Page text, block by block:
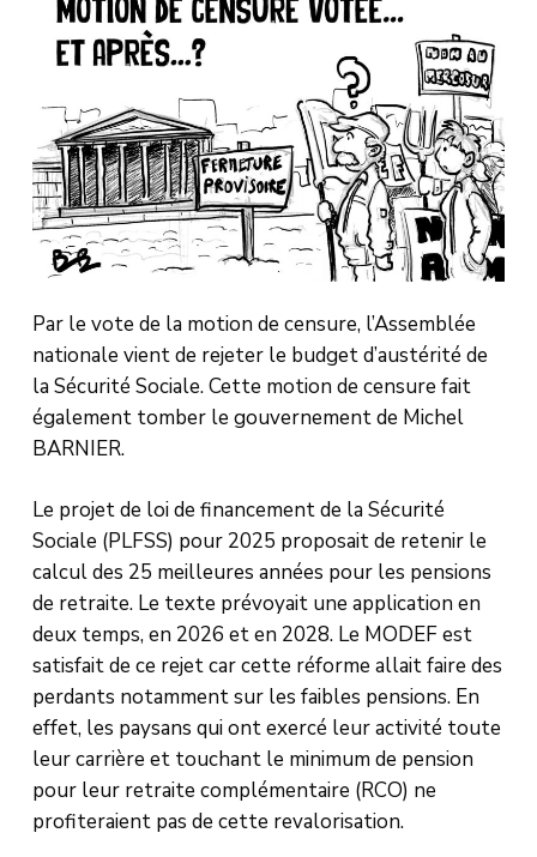
Par le vote de la motion de censure, l’Assemblée
nationale vient de rejeter le budget d’austérité de
la Sécurité Sociale. Cette motion de censure fait
également tomber le gouvernement de Michel
BARNIER.
Le projet de loi de financement de la Sécurité
Sociale (PLFSS) pour 2025 proposait de retenir le
calcul des 25 meilleures années pour les pensions
de retraite. Le texte prévoyait une application en
deux temps, en 2026 et en 2028. Le MODEF est
satisfait de ce rejet car cette réforme allait faire des
perdants notamment sur les faibles pensions. En
effet, les paysans qui ont exercé leur activité toute
leur carrière et touchant le minimum de pension
pour leur retraite complémentaire (RCO) ne
profiteraient pas de cette revalorisation.